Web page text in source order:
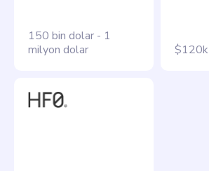
150 bin dolar - 1
milyon dolar
$120k